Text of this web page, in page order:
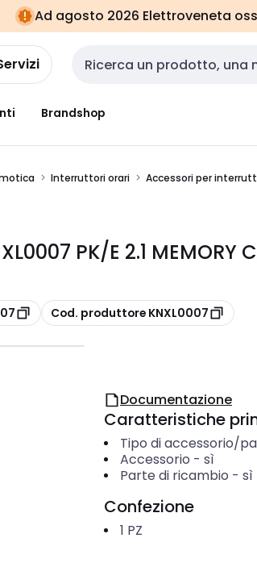
Ad agosto 2026 Elettroveneta
Cerca input
Brandshop
Interruttori orari Accessori per
PK/E 2.1 MEMORY
copia
Cod. produttore KNXL0007
Documentazione
Caratteristiche
Tipo di accessorio/
Accessorio - sì
Parte di ricambio - sì
Confezione
1 PZ